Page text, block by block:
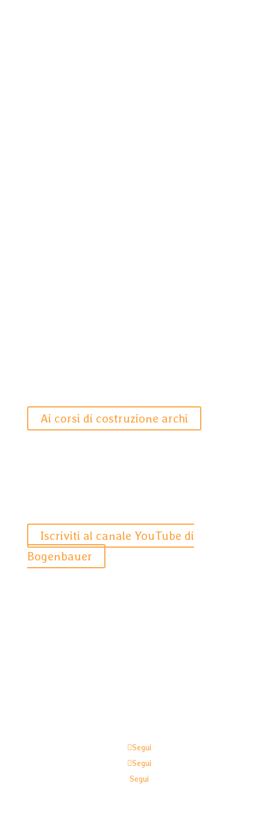
Ai corsi di costruzione archi
Iscriviti al canale YouTube di
Bogenbauer
Segui
Segui
Segui